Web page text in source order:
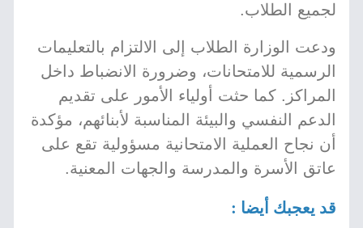
لجميع الطلاب.
ودعت الوزارة الطلاب إلى الالتزام بالتعليمات
الرسمية للامتحانات، وضرورة الانضباط داخل
المراكز. كما حثت أولياء الأمور على تقديم
الدعم النفسي والبيئة المناسبة لأبنائهم، مؤكدة
أن نجاح العملية الامتحانية مسؤولية تقع على
عاتق الأسرة والمدرسة والجهات المعنية.
قد يعجبك أيضا :